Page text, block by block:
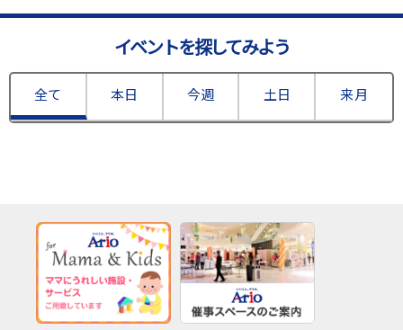
イベントを探してみよう
全て 本日 今週 土日 来月